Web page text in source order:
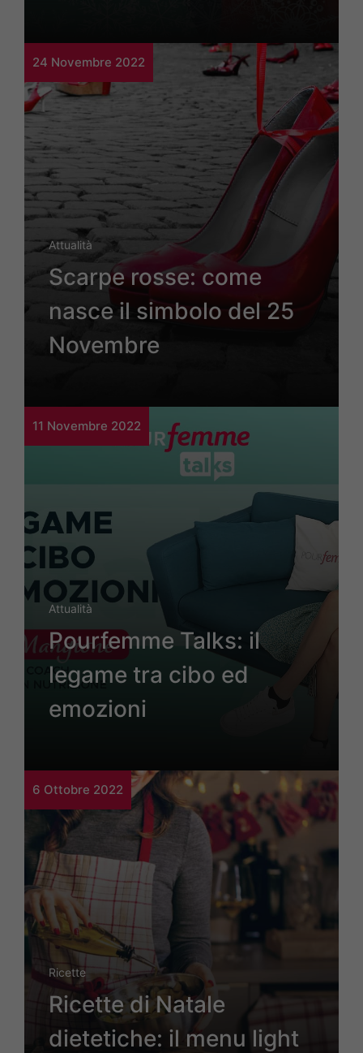
24 Novembre 2022
Attualità
Scarpe rosse: come
nasce il simbolo del 25
Novembre
11 Novembre 2022
Attualità
Pourfemme Talks: il
legame tra cibo ed
emozioni
6 Ottobre 2022
Ricette
Ricette di Natale
dietetiche: il menu light